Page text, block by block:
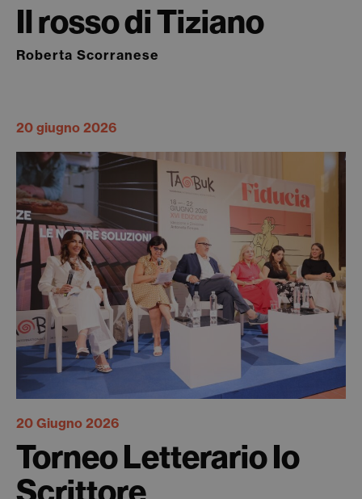
Il rosso di Tiziano
Roberta Scorranese
20 giugno 2026
20 Giugno 2026
Torneo Letterario Io